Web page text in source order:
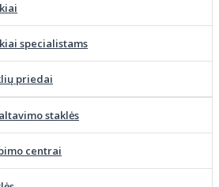
specialistams
priedai
staklės
centrai